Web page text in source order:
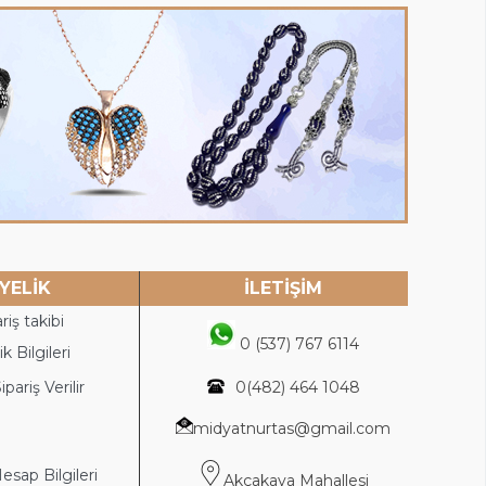
İLETİŞİM
takibi
0 (537) 767 6114
Bilgileri
Verilir 0(482) 464 1048
midyatnurtas@gmail.com
Bilgileri Akçakaya Mahallesi